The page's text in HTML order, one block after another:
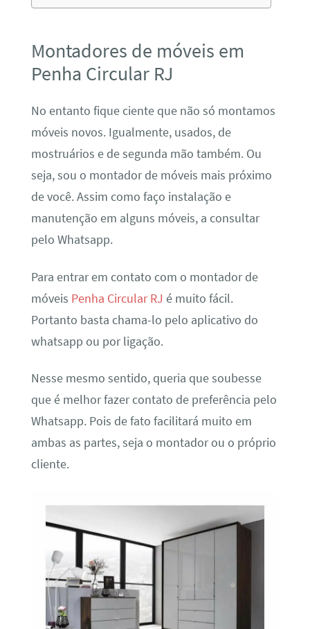
Montadores de móveis em
Penha Circular RJ
No entanto fique ciente que não só montamos
móveis novos. Igualmente, usados, de
mostruários e de segunda mão também. Ou
seja, sou o montador de móveis mais próximo
de você. Assim como faço instalação e
manutenção em alguns móveis, a consultar
pelo Whatsapp.
Para entrar em contato com o montador de
móveis Penha Circular RJ é muito fácil.
Portanto basta chama-lo pelo aplicativo do
whatsapp ou por ligação.
Nesse mesmo sentido, queria que soubesse
que é melhor fazer contato de preferência pelo
Whatsapp. Pois de fato facilitará muito em
ambas as partes, seja o montador ou o próprio
cliente.